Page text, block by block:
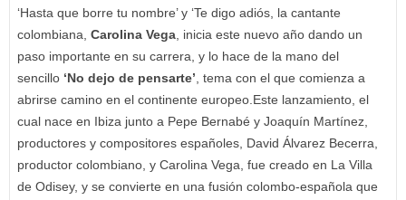
‘Hasta que borre tu nombre’ y ‘Te digo adiós, la cantante
colombiana, Carolina Vega , inicia este nuevo año dando un
paso importante en su carrera, y lo hace de la mano del
sencillo ‘No dejo de pensarte’ , tema con el que comienza a
abrirse camino en el continente europeo.Este lanzamiento, el
cual nace en Ibiza junto a Pepe Bernabé y Joaquín Martínez,
productores y compositores españoles, David Álvarez Becerra,
productor colombiano, y Carolina Vega, fue creado en La Villa
de Odisey, y se convierte en una fusión colombo-española que